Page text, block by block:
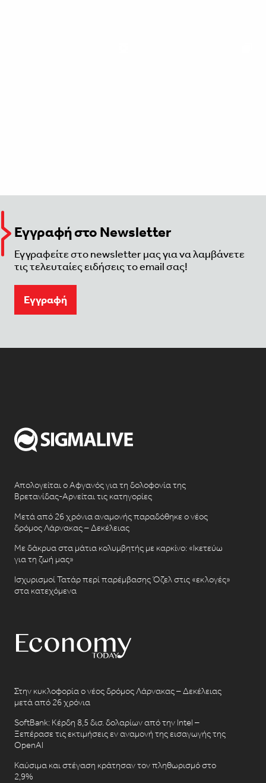
Εγγραφή στο Newsletter
Εγγραφείτε στο newsletter μας για να λαμβάνετε
τις τελευταίες ειδήσεις το email σας!
Eγγραφή
Απολογείται ο Αφγανός για τη δολοφονία της
Βρετανίδας-Αρνείται τις κατηγορίες
Μετά από 26 χρόνια αναμονής παραδόθηκε ο νέος
δρόμος Λάρνακας – Δεκέλειας
Με δάκρυα στα μάτια κολυμβητής με καρκίνο: «Ικετεύω
για τη ζωή μας»
Ισχυρισμοί Τατάρ περί παρέμβασης Όζελ στις «εκλογές»
στα κατεχόμενα
Στην κυκλοφορία ο νέος δρόμος Λάρνακας – Δεκέλειας
μετά από 26 χρόνια
SoftBank: Κέρδη 8,5 δισ. δολαρίων από την Intel –
Ξεπέρασε τις εκτιμήσεις εν αναμονή της εισαγωγής της
OpenAI
Καύσιμα και στέγαση κράτησαν τον πληθωρισμό στο
2,9%